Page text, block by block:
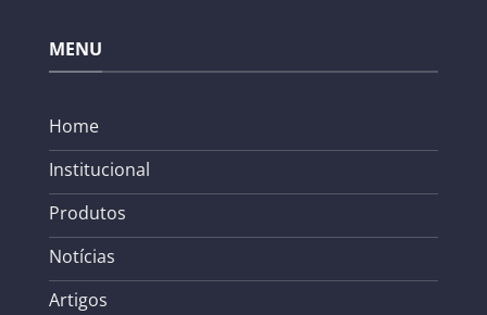
MENU
Home
Institucional
Produtos
Notícias
Artigos